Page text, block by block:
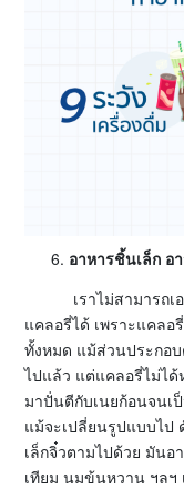
อาหารชิ้นเล็ก อ
เราไม่สามารถเอ
แคลอรี่ได้ เพราะแคล
ทั้งหมด แม้ส่วนประกอ
ไปแล้ว แต่แคลอรี่ไม่ได้
มาปั่นตีกับเนยก้อนจนเ
แม้จะเปลี่ยนรูปแบบไป
เล็กจิ๋วตามไปด้วย มัน
เทียม นมข้นหวาน ฯล